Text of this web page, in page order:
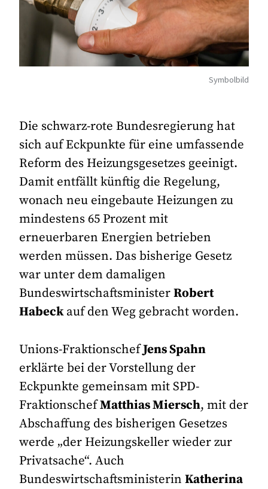
Symbolbild
Die schwarz-rote Bundesregierung hat
sich auf Eckpunkte für eine umfassende
Reform des Heizungsgesetzes geeinigt.
Damit entfällt künftig die Regelung,
wonach neu eingebaute Heizungen zu
mindestens 65 Prozent mit
erneuerbaren Energien betrieben
werden müssen. Das bisherige Gesetz
war unter dem damaligen
BundeswirtschaftsministerRobert
Habeckauf den Weg gebracht worden.
Unions-FraktionschefJens Spahn
erklärte bei der Vorstellung der
Eckpunkte gemeinsam mit SPD-
FraktionschefMatthias Miersch, mit der
Abschaffung des bisherigen Gesetzes
werde „der Heizungskeller wieder zur
Privatsache“. Auch
BundeswirtschaftsministerinKatherina